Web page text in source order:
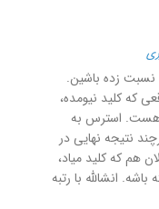
نسبت زده باشین.
که کلید نیومده،
هست. استرس به
کنید.هرچند نتیجه نهایی در
هم که کلید میاد،
انشالله با رتبه